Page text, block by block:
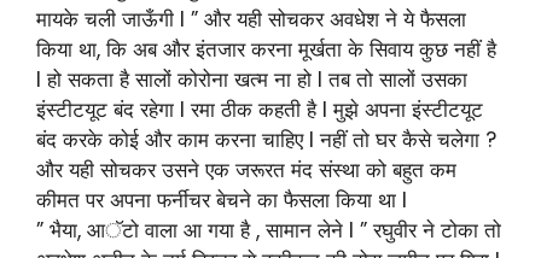
मायके चली जाऊँगी l ” और यही सोचकर अवधेश ने ये फैसला
किया था, कि अब और इंतजार करना मूर्खता के सिवाय कुछ नहीं है
l हो सकता है सालों कोरोना खत्म ना हो l तब तो सालों उसका
इंस्टीटयूट बंद रहेगा l रमा ठीक कहती है l मुझे अपना इंस्टीटयूट
बंद करके कोई और काम करना चाहिए l नहीं तो घर कैसे चलेगा ?
और यही सोचकर उसने एक जरूरत मंद संस्था को बहुत कम
कीमत पर अपना फर्नीचर बेचने का फैसला किया था l
” भैया, आॅटो वाला आ गया है , सामान लेने l ” रघुवीर ने टोका तो